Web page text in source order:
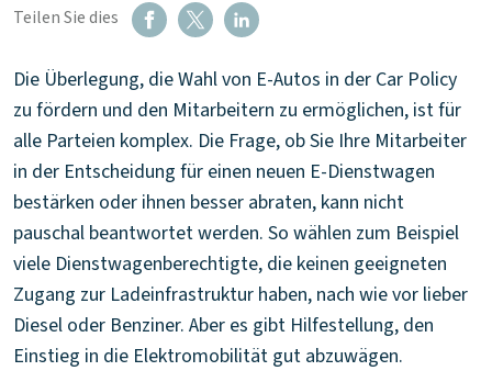
Teilen Sie dies
Die Überlegung, die Wahl von E-Autos in der Car Policy
zu fördern und den Mitarbeitern zu ermöglichen, ist für
alle Parteien komplex. Die Frage, ob Sie Ihre Mitarbeiter
in der Entscheidung für einen neuen E-Dienstwagen
bestärken oder ihnen besser abraten, kann nicht
pauschal beantwortet werden. So wählen zum Beispiel
viele Dienstwagenberechtigte, die keinen geeigneten
Zugang zur Ladeinfrastruktur haben, nach wie vor lieber
Diesel oder Benziner. Aber es gibt Hilfestellung, den
Einstieg in die Elektromobilität gut abzuwägen.